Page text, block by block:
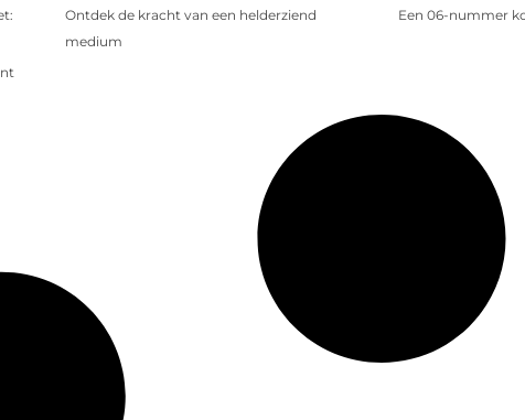
Ontdek de kracht van een helderziend
medium
Een 06-nummer